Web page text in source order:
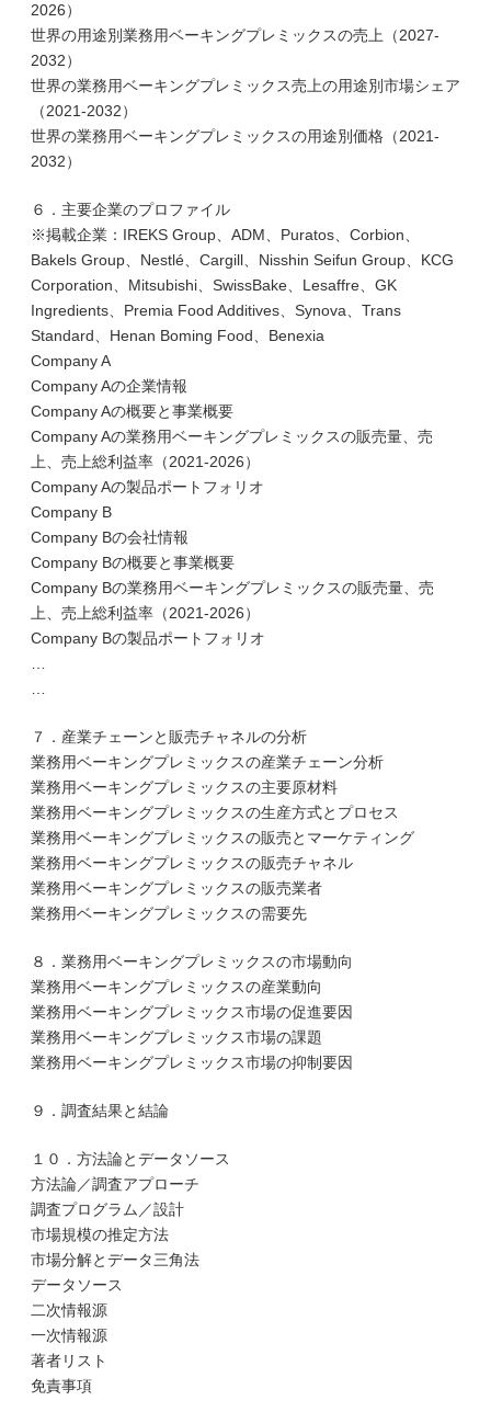
2026）
世界の用途別業務用ベーキングプレミックスの売上（2027-
2032）
世界の業務用ベーキングプレミックス売上の用途別市場シェア
（2021-2032）
世界の業務用ベーキングプレミックスの用途別価格（2021-
2032）
６．主要企業のプロファイル
※掲載企業：IREKS Group、ADM、Puratos、Corbion、
Bakels Group、Nestlé、Cargill、Nisshin Seifun Group、KCG
Corporation、Mitsubishi、SwissBake、Lesaffre、GK
Ingredients、Premia Food Additives、Synova、Trans
Standard、Henan Boming Food、Benexia
Company A
Company Aの企業情報
Company Aの概要と事業概要
Company Aの業務用ベーキングプレミックスの販売量、売
上、売上総利益率（2021-2026）
Company Aの製品ポートフォリオ
Company B
Company Bの会社情報
Company Bの概要と事業概要
Company Bの業務用ベーキングプレミックスの販売量、売
上、売上総利益率（2021-2026）
Company Bの製品ポートフォリオ
７．産業チェーンと販売チャネルの分析
業務用ベーキングプレミックスの産業チェーン分析
業務用ベーキングプレミックスの主要原材料
業務用ベーキングプレミックスの生産方式とプロセス
業務用ベーキングプレミックスの販売とマーケティング
業務用ベーキングプレミックスの販売チャネル
業務用ベーキングプレミックスの販売業者
業務用ベーキングプレミックスの需要先
８．業務用ベーキングプレミックスの市場動向
業務用ベーキングプレミックスの産業動向
業務用ベーキングプレミックス市場の促進要因
業務用ベーキングプレミックス市場の課題
業務用ベーキングプレミックス市場の抑制要因
９．調査結果と結論
１０．方法論とデータソース
方法論／調査アプローチ
調査プログラム／設計
市場規模の推定方法
市場分解とデータ三角法
データソース
二次情報源
一次情報源
著者リスト
免責事項